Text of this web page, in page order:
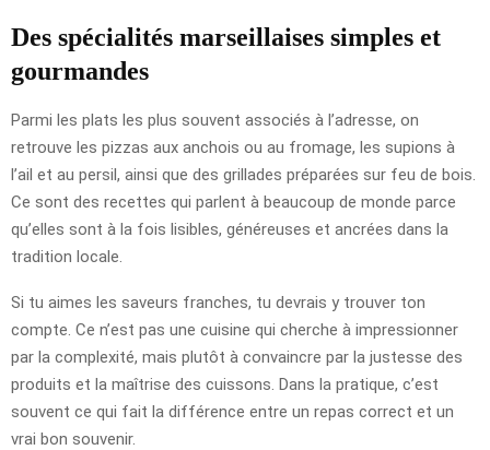
Des spécialités marseillaises simples et
gourmandes
Parmi les plats les plus souvent associés à l’adresse, on
retrouve les pizzas aux anchois ou au fromage, les supions à
l’ail et au persil, ainsi que des grillades préparées sur feu de bois.
Ce sont des recettes qui parlent à beaucoup de monde parce
qu’elles sont à la fois lisibles, généreuses et ancrées dans la
tradition locale.
Si tu aimes les saveurs franches, tu devrais y trouver ton
compte. Ce n’est pas une cuisine qui cherche à impressionner
par la complexité, mais plutôt à convaincre par la justesse des
produits et la maîtrise des cuissons. Dans la pratique, c’est
souvent ce qui fait la différence entre un repas correct et un
vrai bon souvenir.